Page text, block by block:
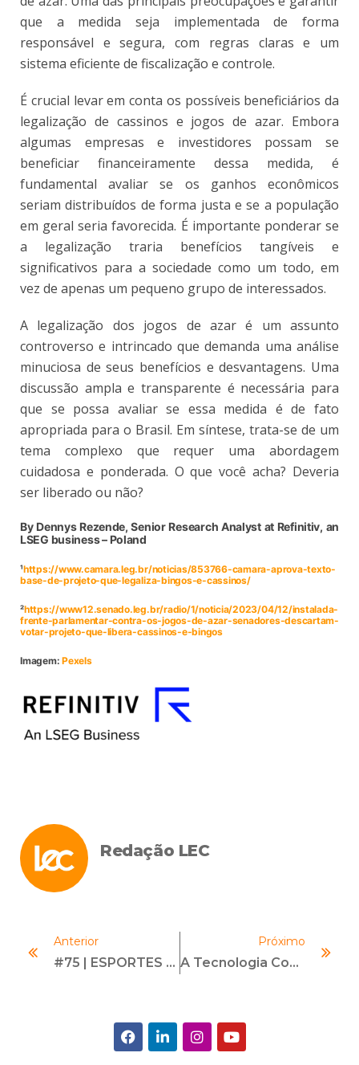
que a medida seja implementada de forma
responsável e segura, com regras claras e um
sistema eficiente de fiscalização e controle.
É crucial levar em conta os possíveis beneficiários da
legalização de cassinos e jogos de azar. Embora
algumas empresas e investidores possam se
beneficiar financeiramente dessa medida, é
fundamental avaliar se os ganhos econômicos
seriam distribuídos de forma justa e se a população
em geral seria favorecida. É importante ponderar se
a legalização traria benefícios tangíveis e
significativos para a sociedade como um todo, em
vez de apenas um pequeno grupo de interessados.
A legalização dos jogos de azar é um assunto
controverso e intrincado que demanda uma análise
minuciosa de seus benefícios e desvantagens. Uma
discussão ampla e transparente é necessária para
que se possa avaliar se essa medida é de fato
apropriada para o Brasil. Em síntese, trata-se de um
tema complexo que requer uma abordagem
cuidadosa e ponderada. O que você acha? Deveria
ser liberado ou não?
By Dennys Rezende, Senior Research Analyst at Refinitiv, an
LSEG business – Poland
¹https://www.camara.leg.br/noticias/853766-camara-aprova-texto-
base-de-projeto-que-legaliza-bingos-e-cassinos/
²https://www12.senado.leg.br/radio/1/noticia/2023/04/12/instalada-
frente-parlamentar-contra-os-jogos-de-azar-senadores-descartam-
votar-projeto-que-libera-cassinos-e-bingos
Imagem:Pexels
Redação LEC
Anterior
#75 | ESPORTES RADICAIS E COMPLIANCE | Com Alan Bittar
Próximo
A Tecnologia Como Aliada Para Promover Mais Integridade E Transparência Nas Empresas